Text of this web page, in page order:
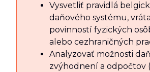
Vysvetliť pravidlá
daňového systému,
povinností fyzických
alebo cezhraničných
Analyzovať možnosti
zvýhodnení a odpočtov